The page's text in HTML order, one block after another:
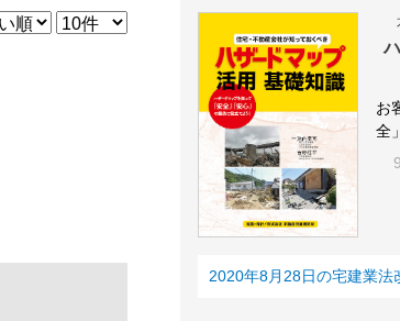
お
全
2020年8月28日の宅建業法